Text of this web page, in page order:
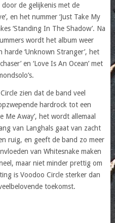
door de gelijkenis met de
en het nummer ‘Just Take My
‘Standing In The Shadow’. Na
wordt het album weer
‘Unknown Stranger’, het
en ‘Love Is An Ocean’ met
zien dat de band veel
hardrock tot een
Me Away’, het wordt allemaal
van Langhals gaat van zacht
ruig, en geeft de band zo meer
van Whitesnake maken
maar niet minder prettig om
is Voodoo Circle sterker dan
toekomst.